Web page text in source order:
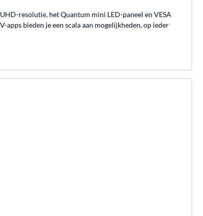
resolutie, het Quantum mini LED-paneel en VESA
bieden je een scala aan mogelijkheden, op ieder